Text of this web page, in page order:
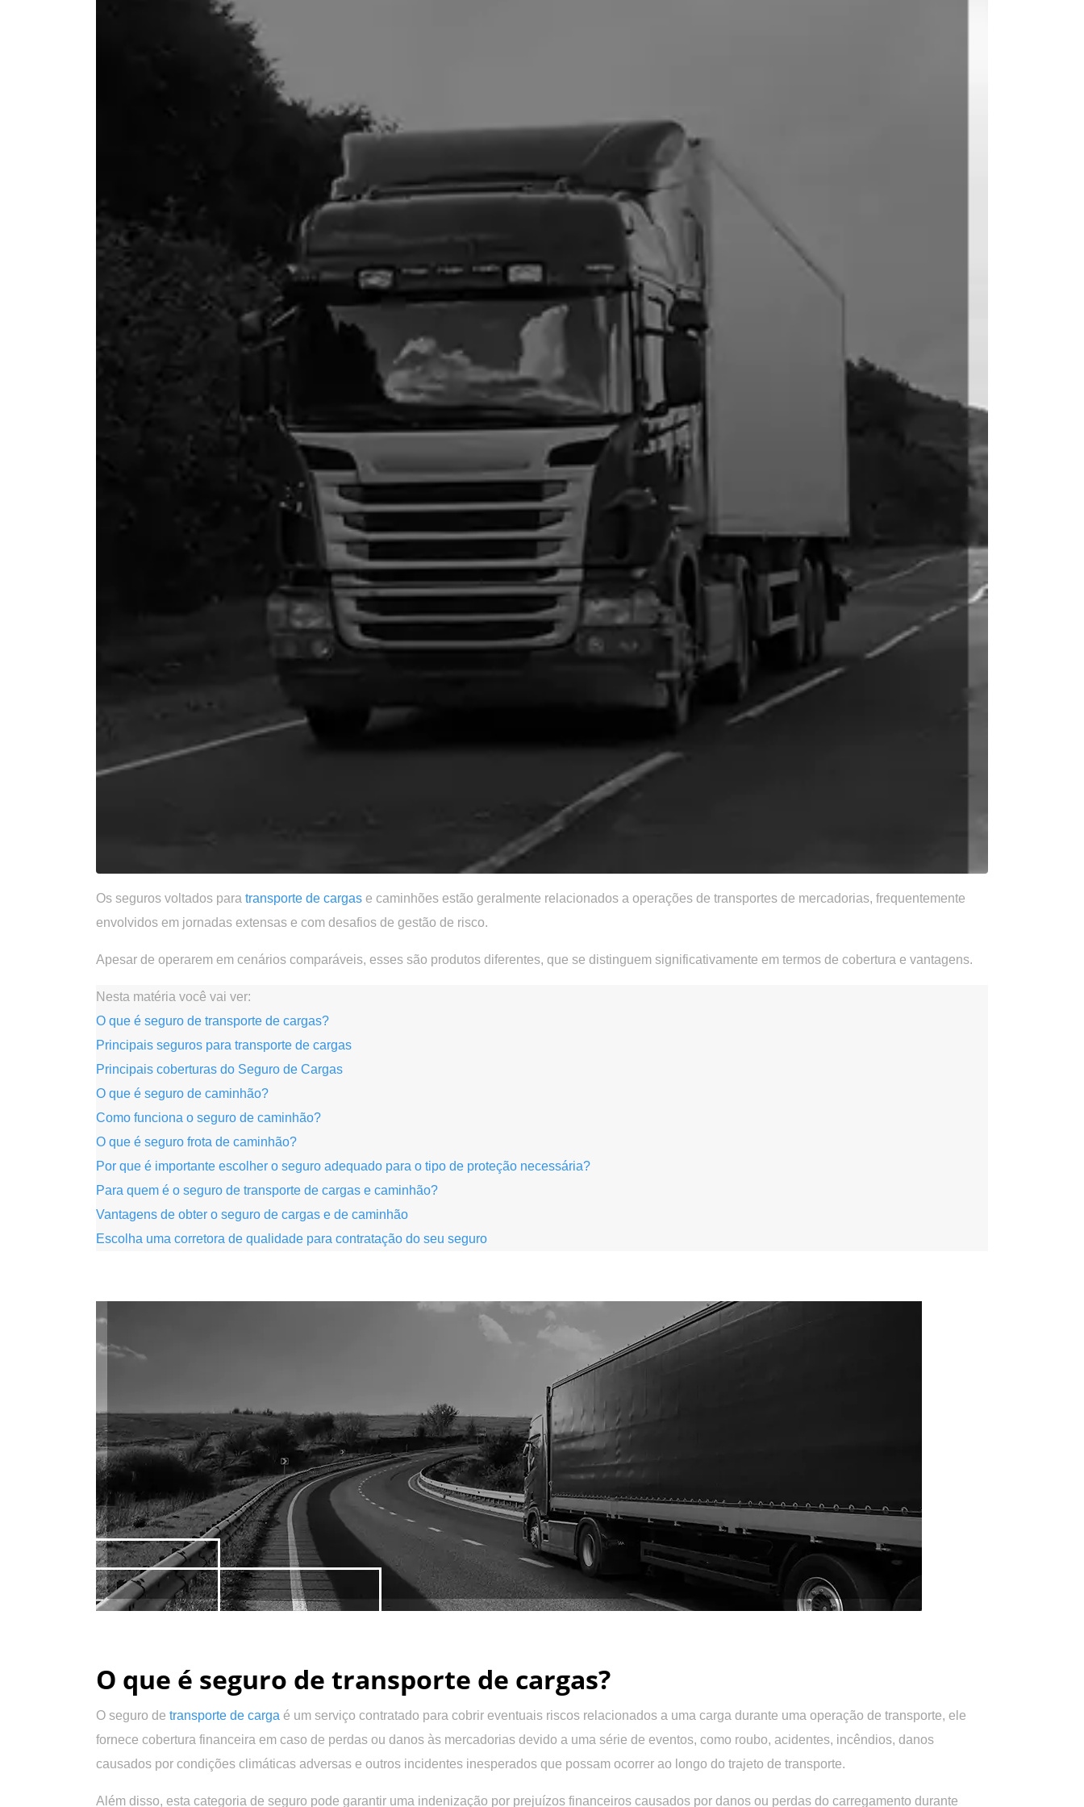
Os seguros voltados para transporte de cargas e caminhões estão geralmente relacionados a operações de transportes de mercadorias, frequentemente
envolvidos em jornadas extensas e com desafios de gestão de risco.
Apesar de operarem em cenários comparáveis, esses são produtos diferentes, que se distinguem significativamente em termos de cobertura e vantagens.
Nesta matéria você vai ver:
O que é seguro de transporte de cargas?
Principais seguros para transporte de cargas
Principais coberturas do Seguro de Cargas
O que é seguro de caminhão?
Como funciona o seguro de caminhão?
O que é seguro frota de caminhão?
Por que é importante escolher o seguro adequado para o tipo de proteção necessária?
Para quem é o seguro de transporte de cargas e caminhão?
Vantagens de obter o seguro de cargas e de caminhão
Escolha uma corretora de qualidade para contratação do seu seguro
O que é seguro de transporte de cargas?
O seguro de transporte de carga é um serviço contratado para cobrir eventuais riscos relacionados a uma carga durante uma operação de transporte, ele
fornece cobertura financeira em caso de perdas ou danos às mercadorias devido a uma série de eventos, como roubo, acidentes, incêndios, danos
causados por condições climáticas adversas e outros incidentes inesperados que possam ocorrer ao longo do trajeto de transporte.
Além disso, esta categoria de seguro pode garantir uma indenização por prejuízos financeiros causados por danos ou perdas do carregamento durante